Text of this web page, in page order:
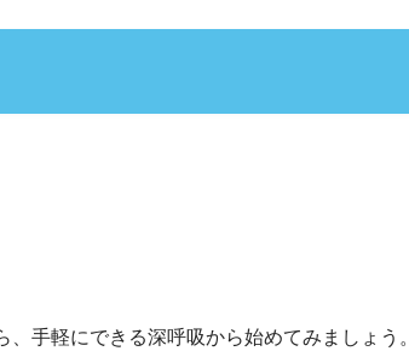
、手軽にできる深呼吸から始めてみましょう。